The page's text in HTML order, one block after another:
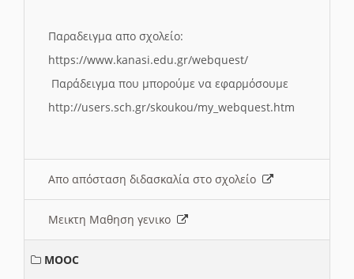
Παραδειγμα απο σχολείο:
https://www.kanasi.edu.gr/webquest/
Παράδειγμα που μπορούμε να εφαρμόσουμε
http://users.sch.gr/skoukou/my_webquest.htm
Απο απόσταση διδασκαλία στο σχολείο
Μεικτη Μαθηση γενικο
MOOC